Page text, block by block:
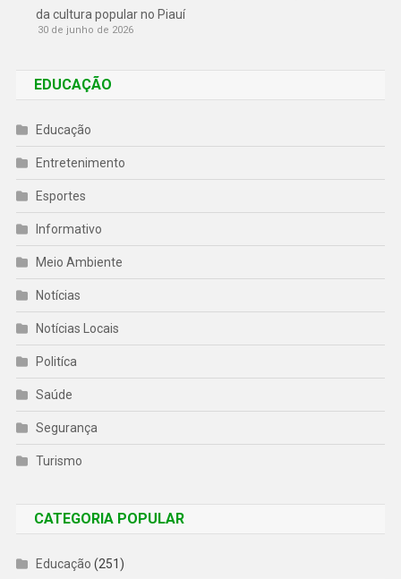
da cultura popular no Piauí
30 de junho de 2026
EDUCAÇÃO
Educação
Entretenimento
Esportes
Informativo
Meio Ambiente
Notícias
Notícias Locais
Politíca
Saúde
Segurança
Turismo
CATEGORIA POPULAR
Educação (251)